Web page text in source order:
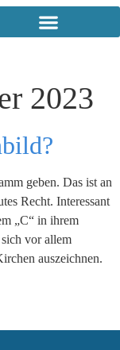
2023
geben. Das ist an
Recht. Interessant
„C“ in ihrem
vor allem
auszeichnen.